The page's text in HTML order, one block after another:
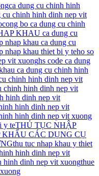
ca dung cu chinh hinh
cu chinh hinh dinh nep vit
cong bo ca dung cu chinh
KHAU ca dung cu
nhap khau ca dung cu
nhap khau thiet bi y teho so
vit xuonghs code ca dung
ca dung cu chinh hinh
chinh hinh dinh nep vit
chinh hinh dinh nep vit
hinh dinh nep vit
hinh dinh nep vit
hinh dinh nep vit xuong
y teTHỦ TỤC NHẬP
CÁC DỤNG CỤ
thu tuc nhap khau y thiet
hinh dinh nep vit
hinh dinh nep vit xuongthue